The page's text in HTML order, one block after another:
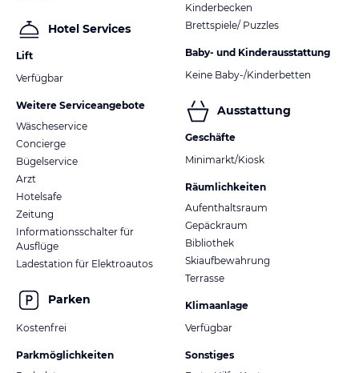
Hotel Services
Lift
Verfügbar
Weitere Serviceangebote
Wäscheservice
Concierge
Bügelservice
Arzt
Hotelsafe
Zeitung
Informationsschalter für
Ausflüge
Ladestation für Elektroautos
Parken
Kostenfrei
Parkmöglichkeiten
Kinderbecken
Brettspiele/ Puzzles
Baby- und Kinderausstattung
Keine Baby-/Kinderbetten
Ausstattung
Geschäfte
Minimarkt/Kiosk
Räumlichkeiten
Aufenthaltsraum
Gepäckraum
Bibliothek
Skiaufbewahrung
Terrasse
Klimaanlage
Verfügbar
Sonstiges